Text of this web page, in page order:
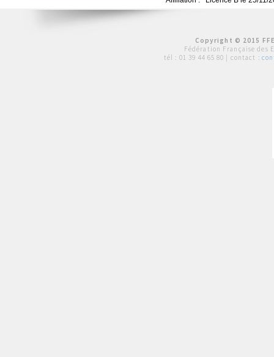
Copyright © 2015
Fédération Française des
tél : 01 39 44 65 80 | contact :